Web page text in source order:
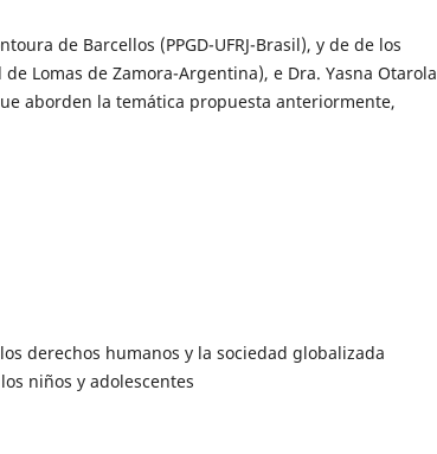
de Barcellos (PPGD-UFRJ-Brasil), y de de los
Lomas de Zamora-Argentina), e Dra. Yasna Otarola
aborden la temática propuesta anteriormente,
derechos humanos y la sociedad globalizada
niños y adolescentes